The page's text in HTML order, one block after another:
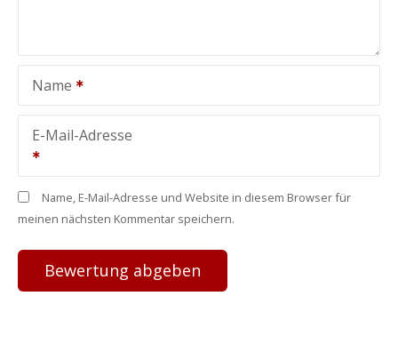
Name
E-Mail-Adresse
Name, E-Mail-Adresse und Website in diesem Browser für
meinen nächsten Kommentar speichern.